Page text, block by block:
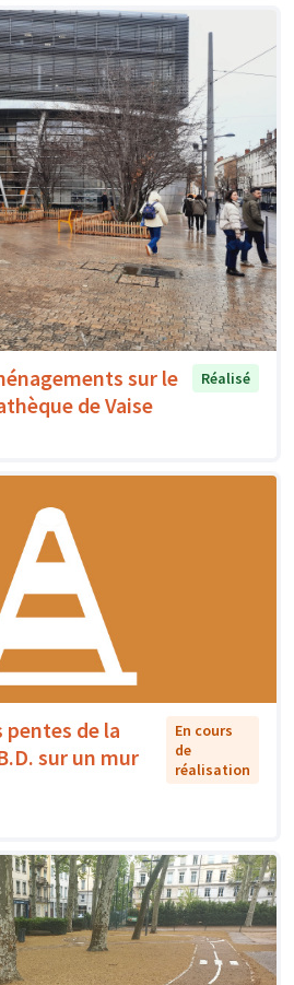
sur le
de Vaise
Réalisé
pentes de la
sur un mur
En cours
de
réalisation